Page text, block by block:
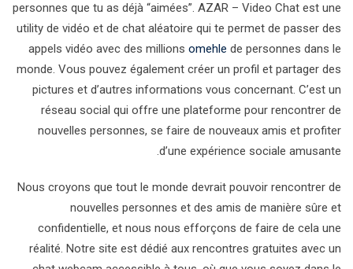
personnes que tu as déjà “aimées”. AZAR – Video Chat est une
utility de vidéo et de chat aléatoire qui te permet de passer des
appels vidéo avec des millions omehle de personnes dans le
monde. Vous pouvez également créer un profil et partager des
pictures et d’autres informations vous concernant. C’est un
réseau social qui offre une plateforme pour rencontrer de
nouvelles personnes, se faire de nouveaux amis et profiter
d’une expérience sociale amusante.
Nous croyons que tout le monde devrait pouvoir rencontrer de
nouvelles personnes et des amis de manière sûre et
confidentielle, et nous nous efforçons de faire de cela une
réalité. Notre site est dédié aux rencontres gratuites avec un